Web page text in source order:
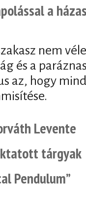
a
nem
és a
az, hogy
Levente
tárgyak
Pendulum”